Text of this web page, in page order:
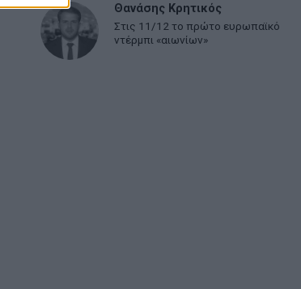
Θανάσης Κρητικός
Στις 11/12 το πρώτο ευρωπαϊκό
ντέρμπι «αιωνίων»